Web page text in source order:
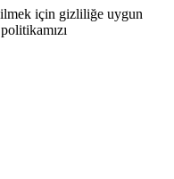
için gizliliğe uygun